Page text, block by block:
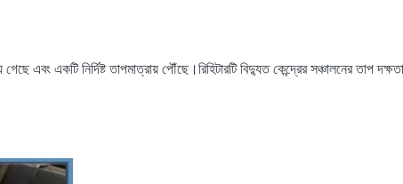
এবং একটি নির্দিষ্ট তাপমাত্রায় পৌঁছে।রিহিটারটি বিদ্যুত কেন্দ্রের সঞ্চালনের তাপ